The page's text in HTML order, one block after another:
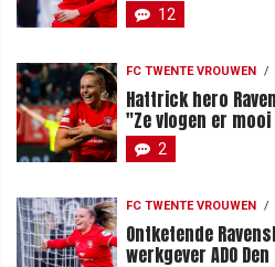
12
FC TWENTE VROUWEN /
Hattrick hero
"Ze vlogen er
2
FC TWENTE VROUWEN /
Ontketende
werkgever ADO